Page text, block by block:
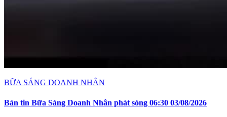
BỮA SÁNG DOANH NHÂN
Bản tin Bữa Sáng Doanh Nhân phát sóng 06:30 03/08/2026